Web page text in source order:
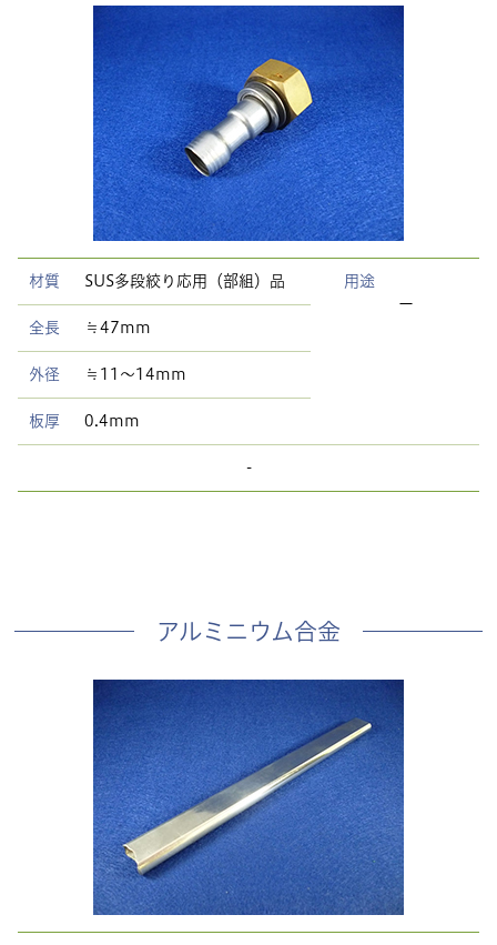
材質 SUS多段絞り応用（部組）品
全長 ≒47mm
外径 ≒11〜14mm
板厚 0.4mm
用途
ー
-
アルミニウム合金